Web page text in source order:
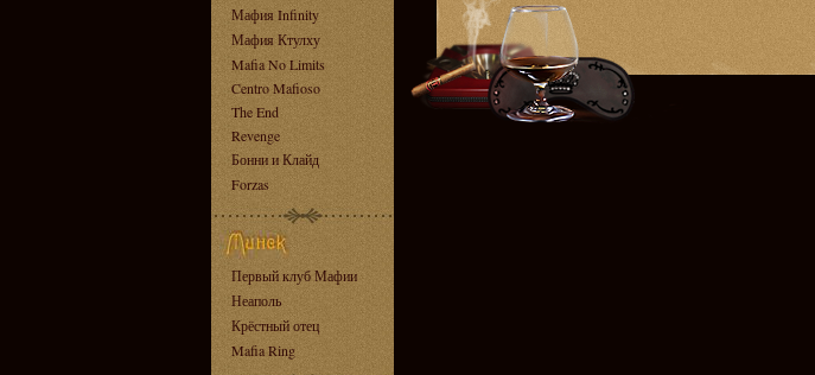
Мафия Infinity
Мафия Ктулху
Mafia No Limits
Centro Mafioso
The End
Revenge
Бонни и Клайд
Forzas
Первый клуб Мафии
Неаполь
Крёстный отец
Mafia Ring